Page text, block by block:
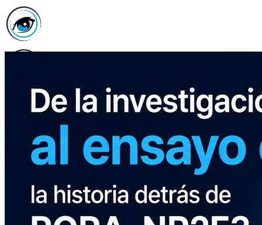
Inicio
Asociación
Quiénes
Somos
Servicios
Asóciate